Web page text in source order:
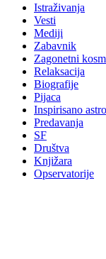
Istraživanja
Vesti
Mediji
Zabavnik
Zagonetni
Relaksacija
Biografije
Pijaca
Inspirisano
Predavanja
SF
Društva
Knjižara
Opservatorije